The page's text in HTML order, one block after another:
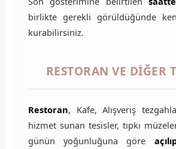
birlikte gerekli görüldüğünde
kurabilirsiniz.
RESTORAN VE DIĞER
Restoran, Kafe, Alışveriş
hizmet sunan tesisler, tıpkı
günün yoğunluğuna göre